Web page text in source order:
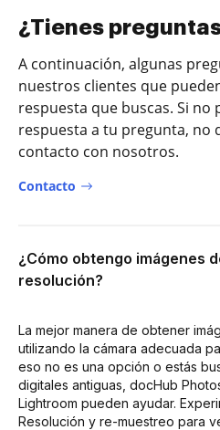
¿Tienes
A continuación, algunas
nuestros clientes que
respuesta que buscas. Si
respuesta a tu pregunta, no
contacto con nosotros.
Contacto
¿Cómo obtengo imágenes
resolución?
La mejor manera de obtener
utilizando la cámara adecuada
eso no es una opción o estás
digitales antiguas, docHub
Lightroom pueden ayudar.
Resolución y re-muestreo para